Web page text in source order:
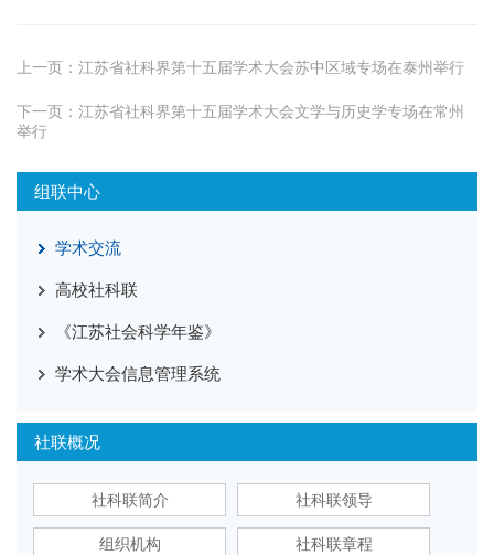
上一页： 江苏省社科界第十五届学术大会苏中区域专场在泰州举行
下一页： 江苏省社科界第十五届学术大会文学与历史学专场在常州
举行
组联中心
学术交流
高校社科联
《江苏社会科学年鉴》
学术大会信息管理系统
社联概况
社科联简介 社科联领导
组织机构 社科联章程